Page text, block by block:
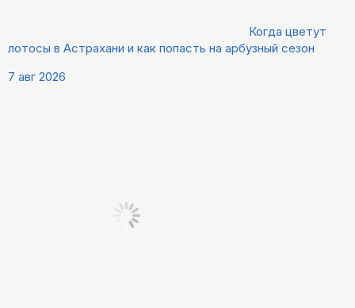
Когда цветут
лотосы в Астрахани и как попасть на арбузный сезон
7 авг 2026